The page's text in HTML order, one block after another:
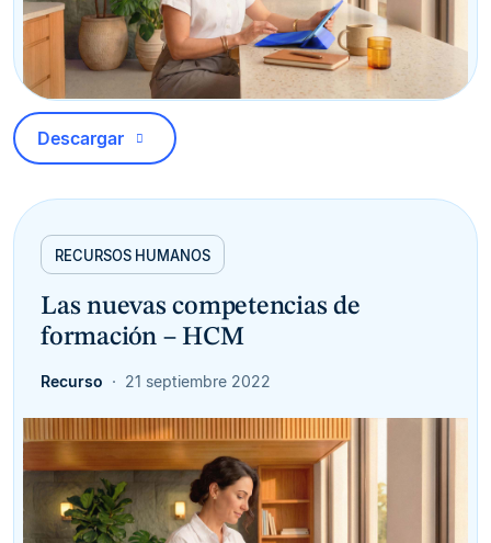
Descargar
RECURSOS HUMANOS
Las nuevas competencias de
formación – HCM
Recurso 21 septiembre 2022